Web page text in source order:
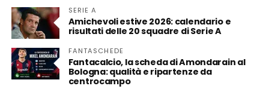
SERIE A
Amichevoli estive 2026: calendario e
risultati delle 20 squadre di Serie A
FANTASCHEDE
Fantacalcio, la scheda di Amondarain al
Bologna: qualità e ripartenze da
centrocampo